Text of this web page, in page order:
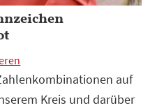
auf
Kreis und darüber